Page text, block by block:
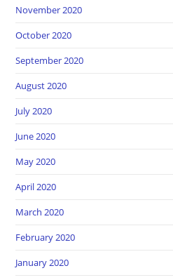
November 2020
October 2020
September 2020
August 2020
July 2020
June 2020
May 2020
April 2020
March 2020
February 2020
January 2020